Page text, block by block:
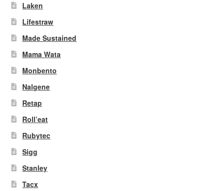
Laken
Lifestraw
Made Sustained
Mama Wata
Monbento
Nalgene
Retap
Roll’eat
Rubytec
Sigg
Stanley
Tacx